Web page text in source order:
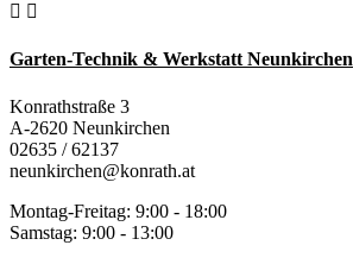
 
Garten-Technik & Werkstatt Neunkirchen
Konrathstraße 3
A-2620 Neunkirchen
02635 / 62137
neunkirchen@konrath.at
Montag-Freitag: 9:00 - 18:00
Samstag: 9:00 - 13:00